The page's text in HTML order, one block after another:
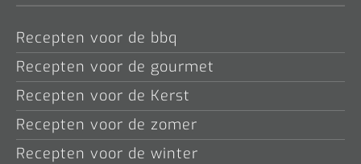
Recepten voor de bbq
Recepten voor de gourmet
Recepten voor de Kerst
Recepten voor de zomer
Recepten voor de winter